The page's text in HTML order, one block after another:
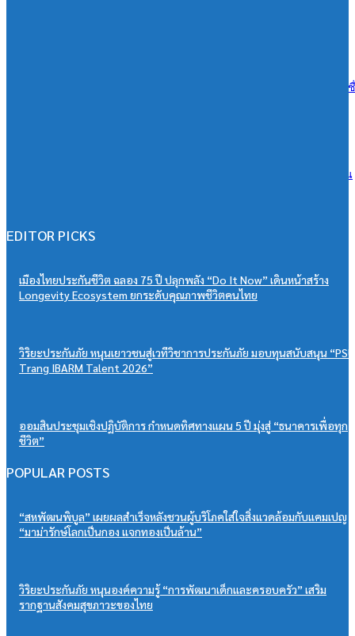
เอสซีจี ผนึก ม.มหิดล ยกระดับ Work-based Learning ปั้น Future Talent เ
วิริยะประกันภัย หนุนเยาวชนสู่เวทีวิชาการประกันภัย มอบทุนสนับสนุน
EDITOR PICKS
เมืองไทยประกันชีวิต ฉลอง 75 ปี ปลุกพลัง “Do It Now” เดินหน้าสร้าง
Longevity Ecosystem ยกระดับคุณภาพชีวิตคนไทย
วิริยะประกันภัย หนุนเยาวชนสู่เวทีวิชาการประกันภัย มอบทุนสนับสนุน “PSU
Trang IBARM Talent 2026”
ออมสินประชุมเชิงปฏิบัติการ กำหนดทิศทางแผน 5 ปี มุ่งสู่ “ธนาคารเพื่อทุก
ชีวิต”
POPULAR POSTS
“สหพัฒนพิบูล” เผยผลสำเร็จหลังชวนผู้บริโภคใส่ใจสิ่งแวดล้อมกับแคมเปญ
“มาม่ารักษ์โลกเป็นกอง แจกทองเป็นล้าน”
วิริยะประกันภัย หนุนองค์ความรู้ “การพัฒนาเด็กและครอบครัว” เสริม
รากฐานสังคมสุขภาวะของไทย